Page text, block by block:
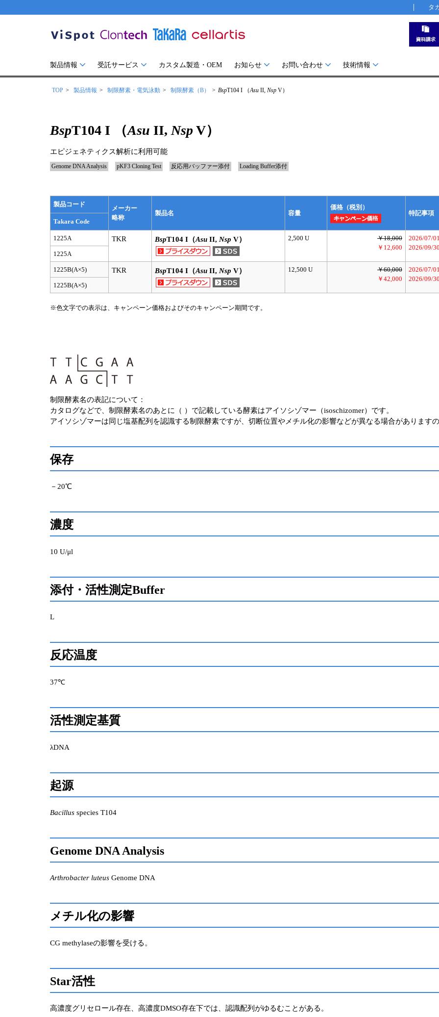
タ
製品情報 受託サービス カスタム製造・OEM お知らせ お問い合わせ 技術情報
TOP 製品情報 制限酵素・電気泳動 制限酵素（B） BspT104 I （Asu II, Nsp V）
BspT104 I （Asu II, NspV）
エピジェネティクス解析に利用可能
Genome DNA Analysis pKF3 Cloning Test 反応用バッファー添付 Loading Buffer添付
製品コード
メーカー
略称
製品名 容量
価格（税別）
特記事項
Takara Code
1225A TKR BspT104 I（Asu II, Nsp V） 2,500 U
￥18,000
￥12,600
2026/07/
2026/09/30
1225A
1225B(A×5) TKR BspT104 I（Asu II, Nsp V） 12,500 U
￥60,000
￥42,000
2026/07/
2026/09/30
1225B(A×5)
※色文字での表示は、キャンペーン価格およびそのキャンペーン期間です。
制限酵素名の表記について：
カタログなどで、制限酵素名のあとに（ ）で記載している酵素はアイソシゾマー（isoschizomer）です。
アイソシゾマーは同じ塩基配列を認識する制限酵素ですが、切断位置やメチル化の影響などが異なる場合がありますの
保存
－20℃
濃度
10 U/μl
添付・活性測定Buffer
L
反応温度
37℃
活性測定基質
λDNA
起源
Bacillus species T104
Genome DNA Analysis
Arthrobacter luteus Genome DNA
メチル化の影響
CG methylaseの影響を受ける。
Star活性
高濃度グリセロール存在、高濃度DMSO存在下では、認識配列がゆるむことがある。